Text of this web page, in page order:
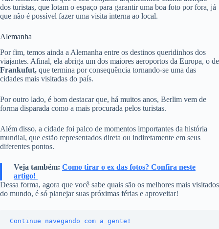
dos turistas, que lotam o espaço para garantir uma boa foto por fora, já
que não é possível fazer uma visita interna ao local.
Alemanha
Por fim, temos ainda a Alemanha entre os destinos queridinhos dos
viajantes. Afinal, ela abriga um dos maiores aeroportos da Europa, o de
Frankufut, que termina por consequência tornando-se uma das
cidades mais visitadas do país.
Por outro lado, é bom destacar que, há muitos anos, Berlim vem de
forma disparada como a mais procurada pelos turistas.
Além disso, a cidade foi palco de momentos importantes da história
mundial, que estão representados direta ou indiretamente em seus
diferentes pontos.
Veja também: Como tirar o ex das fotos? Confira neste
artigo!
Dessa forma, agora que você sabe quais são os melhores mais visitados
do mundo, é só planejar suas próximas férias e aproveitar!
Continue navegando com a gente!